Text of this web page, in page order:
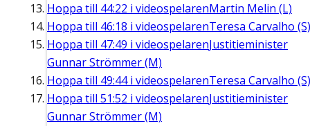
Hoppa till 44:22 i videospelarenMartin Melin (L)
Hoppa till 46:18 i videospelarenTeresa Carvalho (S)
Hoppa till 47:49 i videospelarenJustitieminister
Gunnar Strömmer (M)
Hoppa till 49:44i videospelarenTeresa Carvalho (S)
Hoppa till 51:52 i videospelarenJustitieminister
Gunnar Strömmer (M)